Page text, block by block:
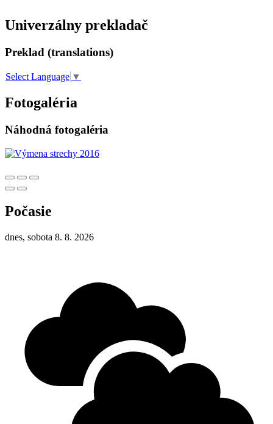
Univerzálny prekladač
Preklad (translations)
Select Language ▼
Fotogaléria
Náhodná fotogaléria
Počasie
dnes, sobota 8. 8. 2026